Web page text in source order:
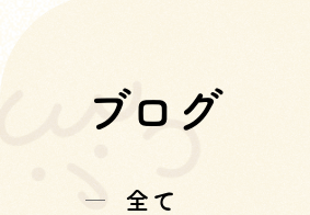
ブログ
全て